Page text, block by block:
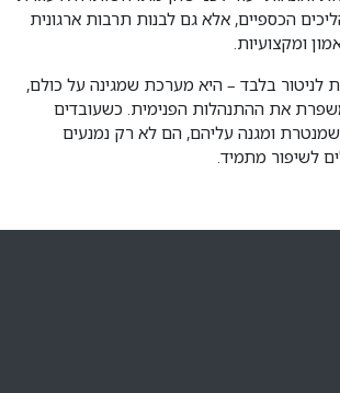
הכספיים, אלא גם לבנות תרבות ארגונית
ומקצועיות.
לניטור בלבד – היא מערכת שמגינה על כולם,
את ההתנהלות הפנימית. כשעובדים
ומגנה עליהם, הם לא רק נמנעים
לשיפור מתמיד.